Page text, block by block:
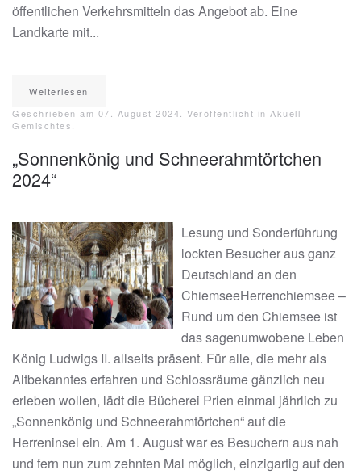
öffentlichen Verkehrsmitteln das Angebot ab. Eine
Landkarte mit...
Weiterlesen
Geschrieben am 07. August 2024 . Veröffentlicht in Akuell
Gemischtes
„Sonnenkönig und Schneerahmtörtchen
2024“
Lesung und Sonderführung
lockten Besucher aus ganz
Deutschland an den
ChiemseeHerrenchiemsee –
Rund um den Chiemsee ist
das sagenumwobene Leben
König Ludwigs II. allseits präsent. Für alle, die mehr als
Altbekanntes erfahren und Schlossräume gänzlich neu
erleben wollen, lädt die Bücherei Prien einmal jährlich zu
„Sonnenkönig und Schneerahmtörtchen“ auf die
Herreninsel ein. Am 1. August war es Besuchern aus nah
und fern nun zum zehnten Mal möglich, einzigartig auf den